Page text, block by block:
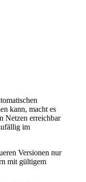
kann, macht es
Netzen erreichbar
im
Versionen nur
mit gültigem